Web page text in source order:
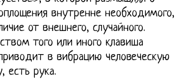
внутренне необходимого,
от внешнего, случайного.
того или иного клавиша
в вибрацию человеческую
есть рука.